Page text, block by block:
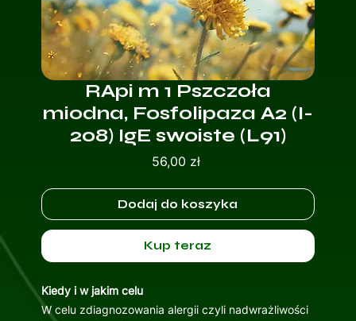
RApi m 1 Pszczoła
miodna, Fosfolipaza A2 (I-
208) IgE swoiste (L91)
56,00 złCena
Dodaj do koszyka
Kup teraz
Kiedy i w jakim celu
W celu zdiagnozowania alergii czyli nadwrażliwości